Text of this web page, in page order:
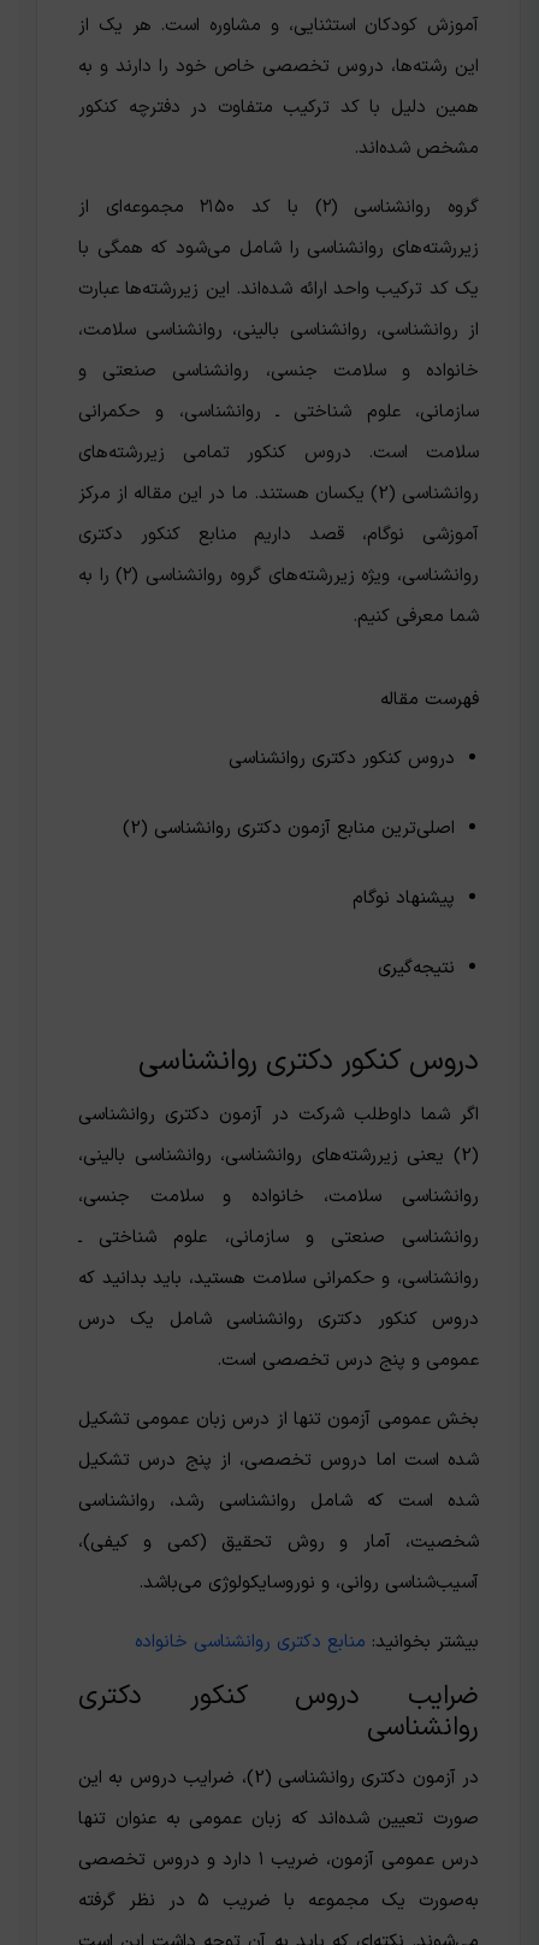
آموزش کودکان استثنایی، و مشاوره است. هر یک از
این رشته‌ها، دروس تخصصی خاص خود را دارند و به
همین دلیل با کد ترکیب متفاوت در دفترچه کنکور
مشخص شده‌اند.
گروه روانشناسی (۲) با کد ۲۱۵۰ مجموعه‌ای از
زیر‌رشته‌های روانشناسی را شامل می‌شود که همگی با
یک کد ترکیب واحد ارائه شده‌اند. این زیررشته‌ها عبارت
از روانشناسی، روانشناسی بالینی، روانشناسی سلامت،
خانواده و سلامت جنسی، روانشناسی صنعتی و
سازمانی، علوم شناختی ـ روانشناسی، و حکمرانی
سلامت است. دروس کنکور تمامی زیررشته‌های
روانشناسی (2) یکسان هستند. ما در این مقاله از مرکز
آموزشی نوگام، قصد داریم منابع کنکور دکتری
روانشناسی، ویژه زیررشته‌های گروه روانشناسی (۲) را به
شما معرفی کنیم.
فهرست مقاله
دروس کنکور دکتری روانشناسی
اصلی‌ترین منابع آزمون دکتری روانشناسی (2)
پیشنهاد نوگام
نتیجه‌گیری
دروس کنکور دکتری روانشناسی
اگر شما داوطلب شرکت در آزمون دکتری روانشناسی
(2) یعنی زیررشته‌های روانشناسی، روانشناسی بالینی،
روانشناسی سلامت، خانواده و سلامت جنسی،
روانشناسی صنعتی و سازمانی، علوم شناختی ـ
روانشناسی، و حکمرانی سلامت هستید، باید بدانید که
دروس کنکور دکتری روانشناسی شامل یک درس
عمومی و پنج درس تخصصی است.
بخش عمومی آزمون تنها از درس زبان عمومی تشکیل
شده است اما دروس تخصصی، از پنج درس تشکیل
شده است که شامل روانشناسی رشد، روانشناسی
شخصیت، آمار و روش تحقیق (کمی و کیفی)،
آسیب‌شناسی روانی، و نوروسایکولوژی می‌باشد.
بیشتر بخوانید: منابع دکتری روانشناسی خانواده
ضرایب دروس کنکور دکتری
روانشناسی
در آزمون دکتری روانشناسی (2)، ضرایب دروس به این
صورت تعیین شده‌اند که زبان عمومی به عنوان تنها
درس عمومی آزمون، ضریب ۱ دارد و دروس تخصصی
به‌صورت یک مجموعه با ضریب ۵ در نظر گرفته